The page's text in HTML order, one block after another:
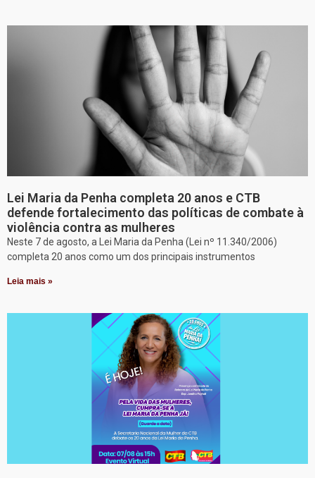
Lei Maria da Penha completa 20 anos e CTB
defende fortalecimento das políticas de combate à
violência contra as mulheres
Neste 7 de agosto, a Lei Maria da Penha (Lei nº 11.340/2006)
completa 20 anos como um dos principais instrumentos
Leia mais »